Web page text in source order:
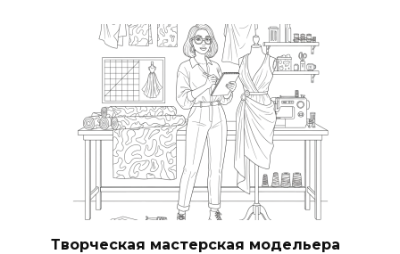
Творческая мастерская модельера